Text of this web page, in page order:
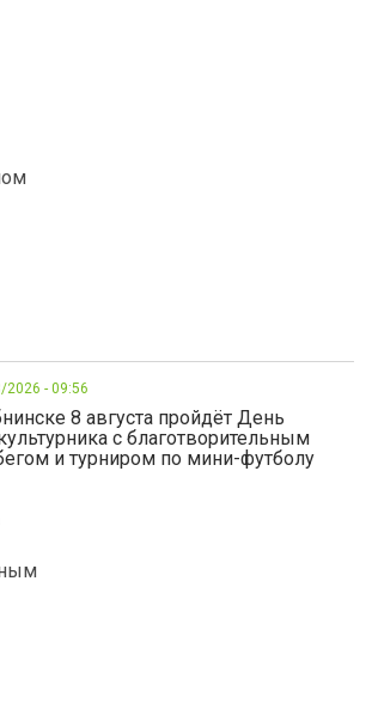
2026 - 09:56
8 августа пройдёт День
с благотворительным
и турниром по мини-футболу